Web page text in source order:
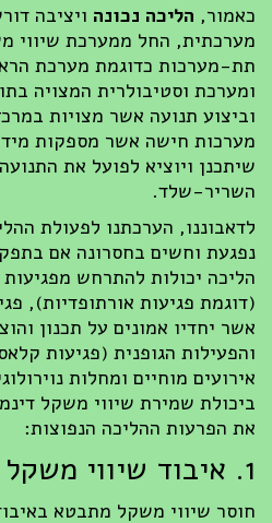
כאמור, הליכה נכונהויציבה
מערכתית, החל ממערכת שיווי
תת-מערכות כדוגמת מערכת
ומערכת וסטיבולרית המצויה
וביצוע תנועה אשר מצויות
מערכות חישה אשר מספקות
שיתכנן ויוציא לפועל את
השריר-שלד.
לדאבוננו, הערכתנו לפעולת
נפגעת וחשים בחסרונה אם
הליכה יכולות להתרחש מפגיעות
(דוגמת פגיעות אורתופדיות),
אשר יחדיו אמונים על תכנון
והפעילות הגופנית (פגיעות
אירועים מוחיים ומחלות
ביכולת שמירת שיווי משקל
את הפרעות ההליכה הנפוצות:
1. איבוד שיווי משקל בהליכה
חוסר שיווי משקל מתבטא